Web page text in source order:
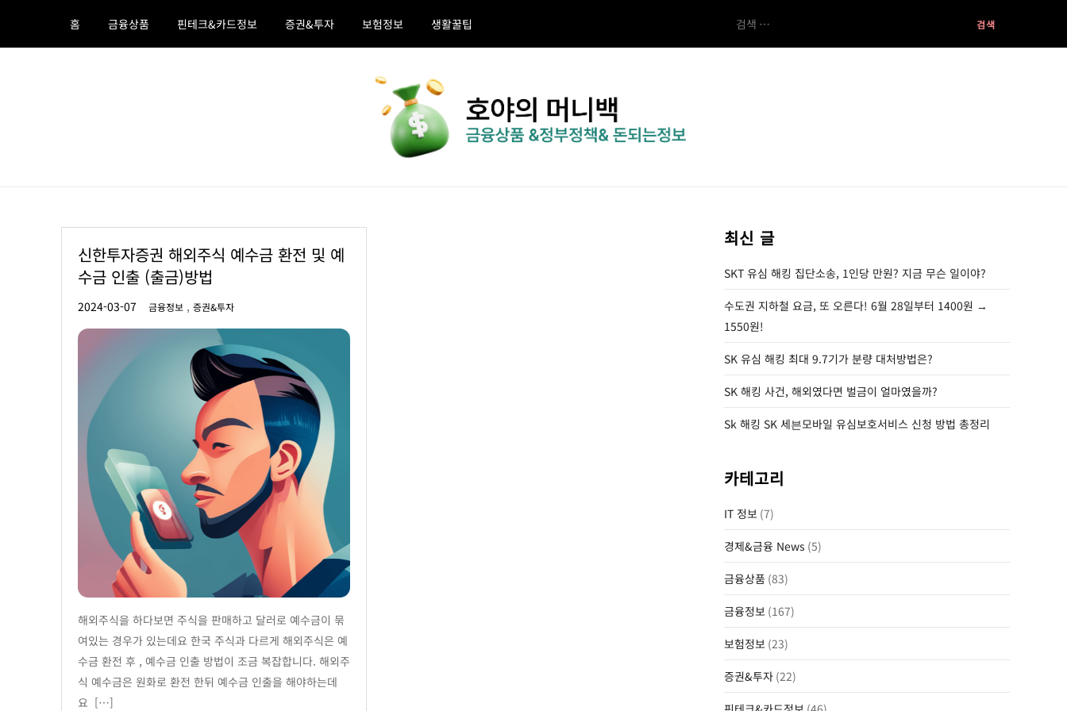
content
홈 금융상품 핀테크&카드정보 증권&투자 보험정보 생활꿀팁
색:
신한투자증권 해외주식 예수금 환전 및 예
수금 인출 (출금)방법
금융정보 , 증권&투자
해외주식을 하다보면 주식을 판매하고 달러로 예수금이 묶
여있는 경우가 있는데요 한국 주식과 다르게 해외주식은 예
수금 환전 후 , 예수금 인출 방법이 조금 복잡합니다. 해외주
식 예수금은 원화로 환전 한뒤 예수금 인출을 해야하는데
요 […]
최신 글
SKT 유심 해킹 집단소송, 1인당 만원? 지금 무슨 일이야?
수도권 지하철 요금, 또 오른다! 6월 28일부터 1400원 →
1550원!
SK 유심 해킹 최대 9.7기가 분량 대처방법은?
SK 해킹 사건, 해외였다면 벌금이 얼마였을까?
Sk 해킹 SK 세븐모바일 유심보호서비스 신청 방법 총정리
카테고리
IT 정보 (7)
경제&금융 News (5)
금융상품 (83)
금융정보 (167)
보험정보 (23)
증권&투자 (22)